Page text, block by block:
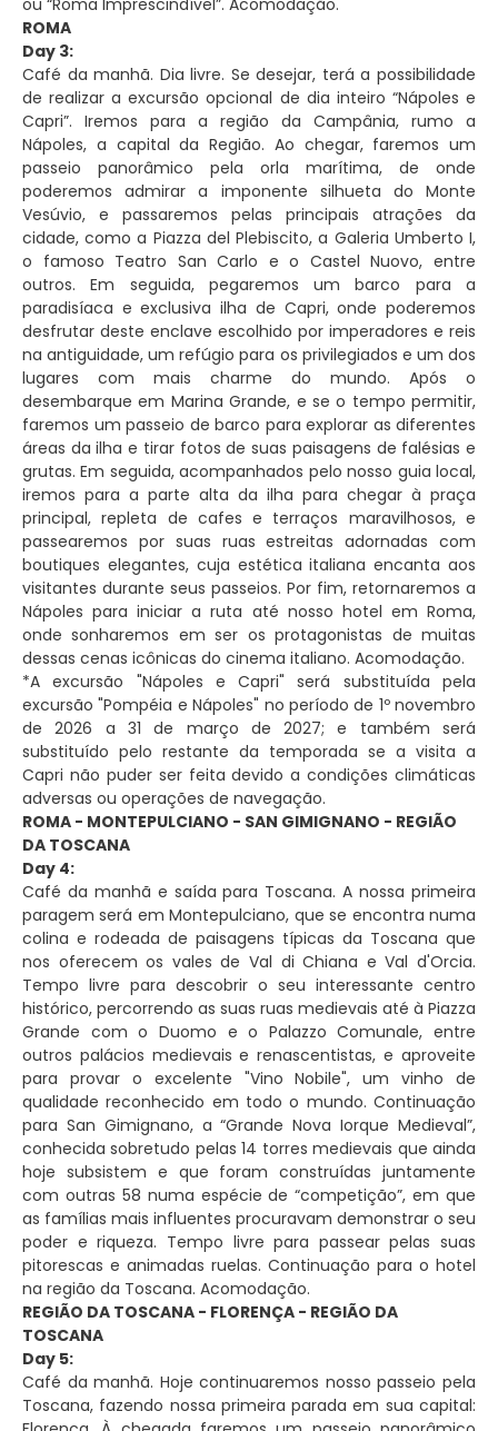
ou “Roma Imprescindível”. Acomodação.
ROMA
Day 3:
Café da manhã. Dia livre. Se desejar, terá a possibilidade
de realizar a excursão opcional de dia inteiro “Nápoles e
Capri”. Iremos para a região da Campânia, rumo a
Nápoles, a capital da Região. Ao chegar, faremos um
passeio panorâmico pela orla marítima, de onde
poderemos admirar a imponente silhueta do Monte
Vesúvio, e passaremos pelas principais atrações da
cidade, como a Piazza del Plebiscito, a Galeria Umberto I,
o famoso Teatro San Carlo e o Castel Nuovo, entre
outros. Em seguida, pegaremos um barco para a
paradisíaca e exclusiva ilha de Capri, onde poderemos
desfrutar deste enclave escolhido por imperadores e reis
na antiguidade, um refúgio para os privilegiados e um dos
lugares com mais charme do mundo. Após o
desembarque em Marina Grande, e se o tempo permitir,
faremos um passeio de barco para explorar as diferentes
áreas da ilha e tirar fotos de suas paisagens de falésias e
grutas. Em seguida, acompanhados pelo nosso guia local,
iremos para a parte alta da ilha para chegar à praça
principal, repleta de cafes e terraços maravilhosos, e
passearemos por suas ruas estreitas adornadas com
boutiques elegantes, cuja estética italiana encanta aos
visitantes durante seus passeios. Por fim, retornaremos a
Nápoles para iniciar a ruta até nosso hotel em Roma,
onde sonharemos em ser os protagonistas de muitas
dessas cenas icônicas do cinema italiano. Acomodação.
*A excursão "Nápoles e Capri" será substituída pela
excursão "Pompéia e Nápoles" no período de 1º novembro
de 2026 a 31 de março de 2027; e também será
substituído pelo restante da temporada se a visita a
Capri não puder ser feita devido a condições climáticas
adversas ou operações de navegação.
ROMA - MONTEPULCIANO - SAN GIMIGNANO - REGIÃO
DA TOSCANA
Day 4:
Café da manhã e saída para Toscana. A nossa primeira
paragem será em Montepulciano, que se encontra numa
colina e rodeada de paisagens típicas da Toscana que
nos oferecem os vales de Val di Chiana e Val d'Orcia.
Tempo livre para descobrir o seu interessante centro
histórico, percorrendo as suas ruas medievais até à Piazza
Grande com o Duomo e o Palazzo Comunale, entre
outros palácios medievais e renascentistas, e aproveite
para provar o excelente "Vino Nobile", um vinho de
qualidade reconhecido em todo o mundo. Continuação
para San Gimignano, a “Grande Nova Iorque Medieval”,
conhecida sobretudo pelas 14 torres medievais que ainda
hoje subsistem e que foram construídas juntamente
com outras 58 numa espécie de “competição”, em que
as famílias mais influentes procuravam demonstrar o seu
poder e riqueza. Tempo livre para passear pelas suas
pitorescas e animadas ruelas. Continuação para o hotel
na região da Toscana. Acomodação.
REGIÃO DA TOSCANA - FLORENÇA - REGIÃO DA
TOSCANA
Day 5:
Café da manhã. Hoje continuaremos nosso passeio pela
Toscana, fazendo nossa primeira parada em sua capital: